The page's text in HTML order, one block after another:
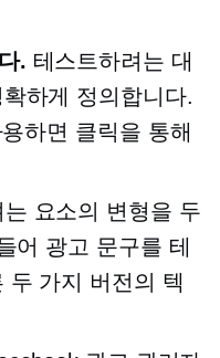
. 테스트하려는 대
하게 정의합니다.
하면 클릭을 통해
요소의 변형을 두
어 광고 문구를 테
두 가지 버전의 텍